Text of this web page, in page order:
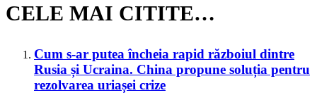
CELE MAI CITITE…
Cum s-ar putea încheia rapid războiul dintre
Rusia și Ucraina. China propune soluția pentru
rezolvarea uriașei crize